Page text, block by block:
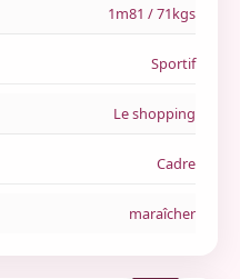
1m81 / 71kgs
Sportif
Le shopping
Cadre
maraîcher